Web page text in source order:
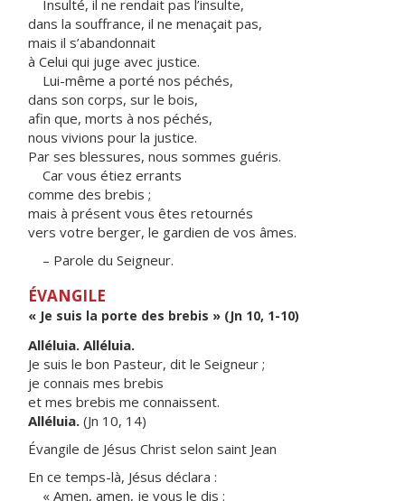
Insulté, il ne rendait pas l’insulte,
dans la souffrance, il ne menaçait pas,
mais il s’abandonnait
à Celui qui juge avec justice.
Lui-même a porté nos péchés,
dans son corps, sur le bois,
afin que, morts à nos péchés,
nous vivions pour la justice.
Par ses blessures, nous sommes guéris.
Car vous étiez errants
comme des brebis ;
mais à présent vous êtes retournés
vers votre berger, le gardien de vos âmes.
– Parole du Seigneur.
ÉVANGILE
« Je suis la porte des brebis » (Jn 10, 1-10)
Alléluia. Alléluia.
Je suis le bon Pasteur, dit le Seigneur ;
je connais mes brebis
et mes brebis me connaissent.
Alléluia. (Jn 10, 14)
Évangile de Jésus Christ selon saint Jean
En ce temps-là, Jésus déclara :
« Amen, amen, je vous le dis :